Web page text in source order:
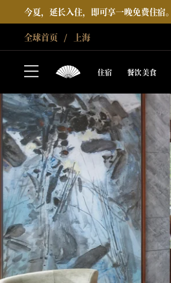
今夏，延长入住，即可享一晚免费住宿。
全球首页 上海
住宿 餐饮美食